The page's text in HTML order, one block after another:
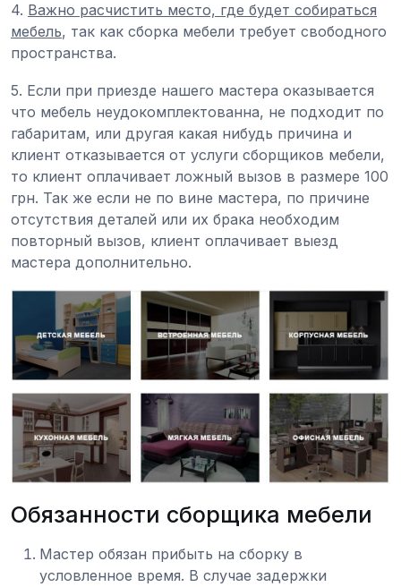
4. Важно расчистить место, где будет собираться
мебель, так как сборка мебели требует свободного
пространства.
5. Если при приезде нашего мастера оказывается
что мебель неудокомплектованна, не подходит по
габаритам, или другая какая нибудь причина и
клиент отказывается от услуги сборщиков мебели,
то клиент оплачивает ложный вызов в размере 100
грн. Так же если не по вине мастера, по причине
отсутствия деталей или их брака необходим
повторный вызов, клиент оплачивает выезд
мастера дополнительно.
Обязанности сборщика мебели
Мастер обязан прибыть на сборку в
условленное время. В случае задержки